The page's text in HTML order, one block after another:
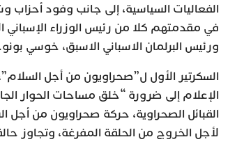
الفعاليات السياسية، إلى جانب وفود أحزاب
في مقدمتهم كلا من رئيس الوزراء
ورئيس البرلمان الاسباني الاسبق، خوسي بونو.
السكرتير الأول ل”صحراويون من أجل
الإعلام إلى ضرورة “خلق مساحات الحوار
القبائل الصحراوية، حركة صحراويون من أجل
لأجل الخروج من الحلقة المفرغة، وتجاوز